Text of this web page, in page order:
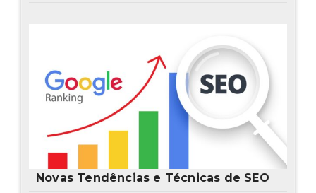
Novas Tendências e Técnicas de SEO